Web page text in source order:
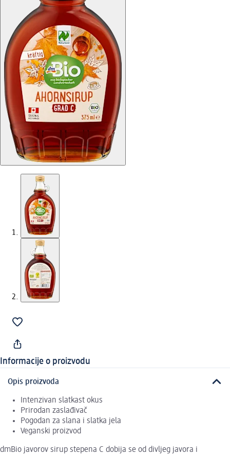
Informacije o proizvodu
Opis proizvoda
Intenzivan slatkast okus
Prirodan zaslađivač
Pogodan za slana i slatka jela
Veganski proizvod
dmBio javorov sirup stepena C dobija se od divljeg javora i